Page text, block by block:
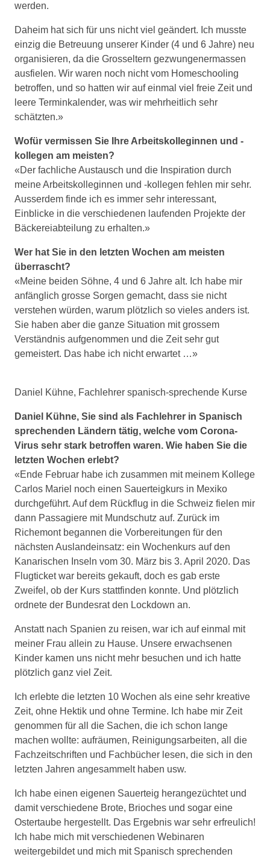
werden.
Daheim hat sich für uns nicht viel geändert. Ich musste
einzig die Betreuung unserer Kinder (4 und 6 Jahre) neu
organisieren, da die Grosseltern gezwungenermassen
ausfielen. Wir waren noch nicht vom Homeschooling
betroffen, und so hatten wir auf einmal viel freie Zeit und
leere Terminkalender, was wir mehrheitlich sehr
schätzten.»
Wofür vermissen Sie Ihre Arbeitskolleginnen und -
kollegen am meisten?
«Der fachliche Austausch und die Inspiration durch
meine Arbeitskolleginnen und -kollegen fehlen mir sehr.
Ausserdem finde ich es immer sehr interessant,
Einblicke in die verschiedenen laufenden Projekte der
Bäckereiabteilung zu erhalten.»
Wer hat Sie in den letzten Wochen am meisten
überrascht?
«Meine beiden Söhne, 4 und 6 Jahre alt. Ich habe mir
anfänglich grosse Sorgen gemacht, dass sie nicht
verstehen würden, warum plötzlich so vieles anders ist.
Sie haben aber die ganze Situation mit grossem
Verständnis aufgenommen und die Zeit sehr gut
gemeistert. Das habe ich nicht erwartet …»
Daniel Kühne, Fachlehrer spanisch-sprechende Kurse
Daniel Kühne, Sie sind als Fachlehrer in Spanisch
sprechenden Ländern tätig, welche vom Corona-
Virus sehr stark betroffen waren. Wie haben Sie die
letzten Wochen erlebt?
«Ende Februar habe ich zusammen mit meinem Kollege
Carlos Mariel noch einen Sauerteigkurs in Mexiko
durchgeführt. Auf dem Rückflug in die Schweiz fielen mir
dann Passagiere mit Mundschutz auf. Zurück im
Richemont begannen die Vorbereitungen für den
nächsten Auslandeinsatz: ein Wochenkurs auf den
Kanarischen Inseln vom 30. März bis 3. April 2020. Das
Flugticket war bereits gekauft, doch es gab erste
Zweifel, ob der Kurs stattfinden konnte. Und plötzlich
ordnete der Bundesrat den Lockdown an.
Anstatt nach Spanien zu reisen, war ich auf einmal mit
meiner Frau allein zu Hause. Unsere erwachsenen
Kinder kamen uns nicht mehr besuchen und ich hatte
plötzlich ganz viel Zeit.
Ich erlebte die letzten 10 Wochen als eine sehr kreative
Zeit, ohne Hektik und ohne Termine. Ich habe mir Zeit
genommen für all die Sachen, die ich schon lange
machen wollte: aufräumen, Reinigungsarbeiten, all die
Fachzeitschriften und Fachbücher lesen, die sich in den
letzten Jahren angesammelt haben usw.
Ich habe einen eigenen Sauerteig herangezüchtet und
damit verschiedene Brote, Brioches und sogar eine
Ostertaube hergestellt. Das Ergebnis war sehr erfreulich!
Ich habe mich mit verschiedenen Webinaren
weitergebildet und mich mit Spanisch sprechenden